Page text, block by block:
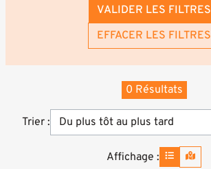
VALIDER LES FILTRES
EFFACER LES FILTRES
Trier :
0 Résultats
Affichage :